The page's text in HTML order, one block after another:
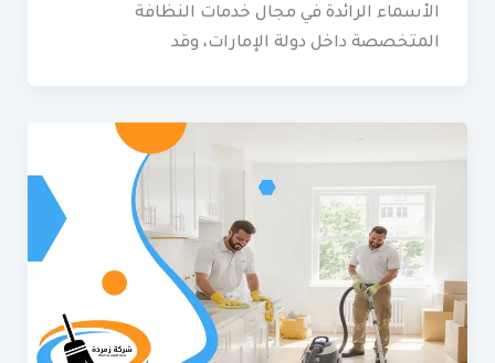
الأسماء الرائدة في مجال خدمات النظافة
المتخصصة داخل دولة الإمارات، وقد